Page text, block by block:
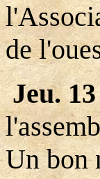
de
Jeu.
Un bon